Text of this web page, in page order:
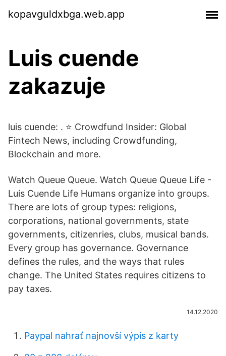
kopavguldxbga.web.app
Luis cuende
zakazuje
luis cuende: . ⭐ Crowdfund Insider: Global
Fintech News, including Crowdfunding,
Blockchain and more.
Watch Queue Queue. Watch Queue Queue Life -
Luis Cuende Life Humans organize into groups.
There are lots of group types: religions,
corporations, national governments, state
governments, citizenries, clubs, musical bands.
Every group has governance. Governance
defines the rules, and the ways that rules
change. The United States requires citizens to
pay taxes.
14.12.2020
Paypal nahrať najnovší výpis z karty